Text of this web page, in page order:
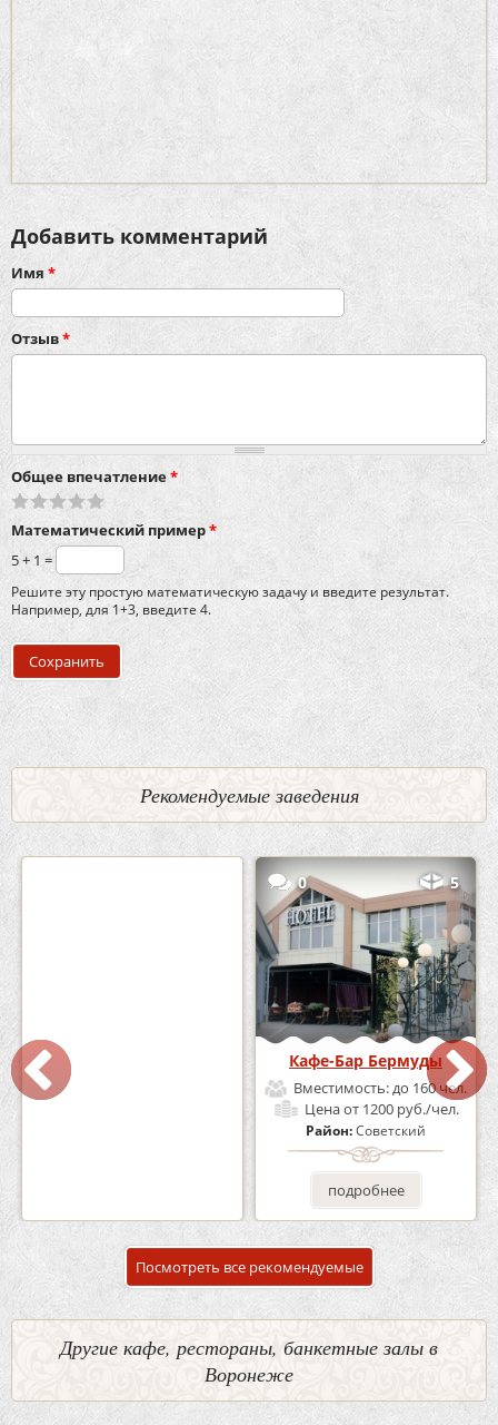
Добавить комментарий
Имя *
Отзыв*
Общее впечатление*
Математический пример*
5 + 1 =
Решите эту простую математическую задачу и введите результат.
Например, для 1+3, введите 4.
Рекомендуемые заведения
Кафе «Шишка»
Вместимость:
0 5
Кафе-Бар Бермуды
Вместимость:до 160 чел.
Ценаот 1200 руб./чел.
Район:Советский
подробнее
Посмотреть все рекомендуемые
Другие кафе, рестораны, банкетные залы в
Воронеже